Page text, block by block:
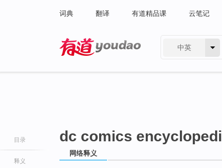
词典 翻译 有道精品课 云笔记
中英
目录
释义
dc comics
网络释义